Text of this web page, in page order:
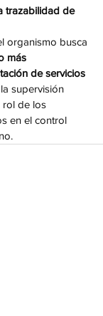
trazabilidad de
organismo busca
más
de servicios
supervisión
rol de los
en el control